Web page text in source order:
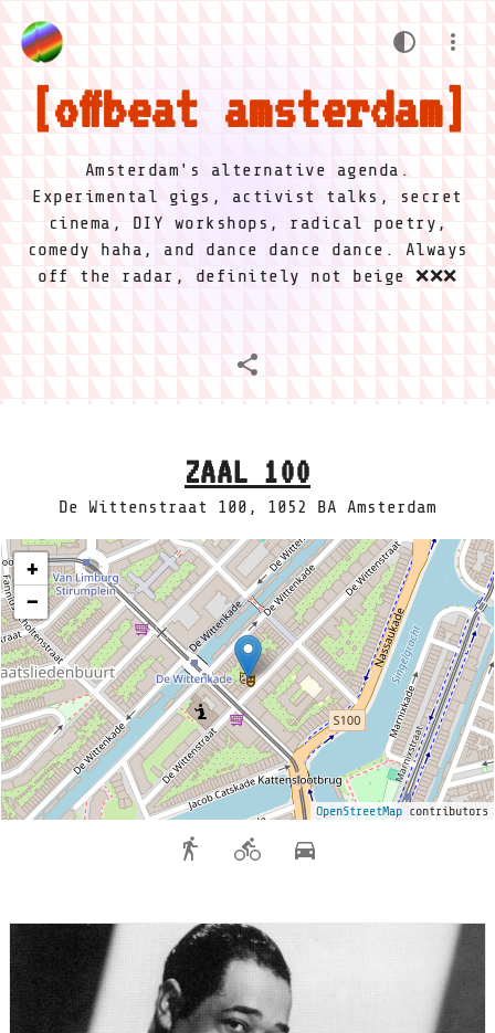
offbeat amsterdam
Amsterdam's alternative agenda.
Experimental gigs, activist talks, secret
cinema, DIY workshops, radical poetry,
comedy haha, and dance dance dance. Always
off the radar, definitely not beige ❌❌❌
ZAAL 100
De Wittenstraat 100, 1052 BA Amsterdam
+
−
OpenStreetMapcontributors